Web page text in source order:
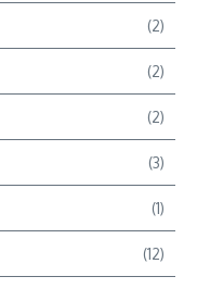
(2)
(2)
(2)
(3)
(1)
(12)